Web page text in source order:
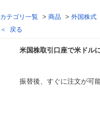
カテゴリ一覧 > 商品 > 外国株式
戻る
米国株取引口座で米ドル
振替後、すぐに注文が可能